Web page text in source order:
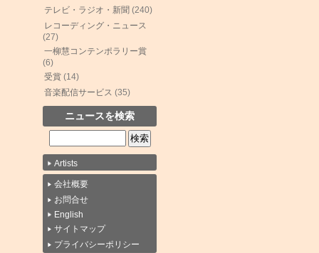
テレビ・ラジオ・新聞 (240)
レコーディング・ニュース
(27)
一柳慧コンテンポラリー賞
(6)
受賞 (14)
音楽配信サービス (35)
ニュースを検索
Artists
会社概要
お問合せ
English
サイトマップ
プライバシーポリシー